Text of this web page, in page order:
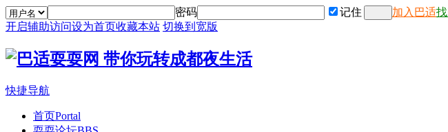
密码 记住 加入巴适
开启辅助访问设为首页收藏本站 切换到宽版
快捷导航
首页Portal